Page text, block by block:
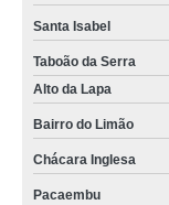
Santa Isabel
Taboão da Serra
Alto da Lapa
Bairro do Limão
Chácara Inglesa
Pacaembu